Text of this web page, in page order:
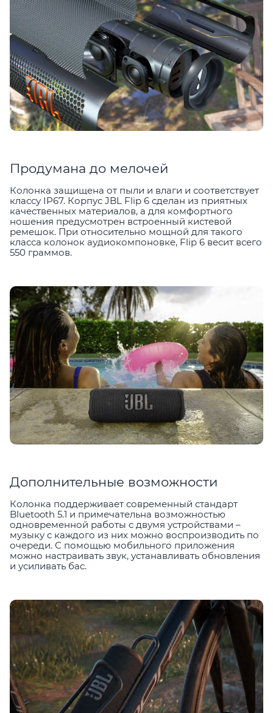
Продумана до мелочей
Колонка защищена от пыли и влаги и соответствует
классу IP67. Корпус JBL Flip 6 сделан из приятных
качественных материалов, а для комфортного
ношения предусмотрен встроенный кистевой
ремешок. При относительно мощной для такого
класса колонок аудиокомпоновке, Flip 6 весит всего
550 граммов.
Дополнительные возможности
Колонка поддерживает современный стандарт
Bluetooth 5.1 и примечательна возможностью
одновременной работы с двумя устройствами –
музыку с каждого из них можно воспроизводить по
очереди. С помощью мобильного приложения
можно настраивать звук, устанавливать обновления
и усиливать бас.